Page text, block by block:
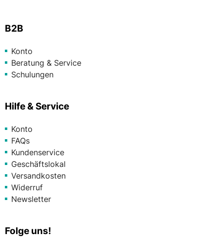
B2B
Konto
Beratung & Service
Schulungen
Hilfe & Service
Konto
FAQs
Kundenservice
Geschäftslokal
Versandkosten
Widerruf
Newsletter
Folge uns!